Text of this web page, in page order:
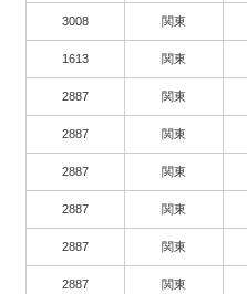
3008 関東
1613 関東
2887 関東
2887 関東
2887 関東
2887 関東
2887 関東
2887 関東